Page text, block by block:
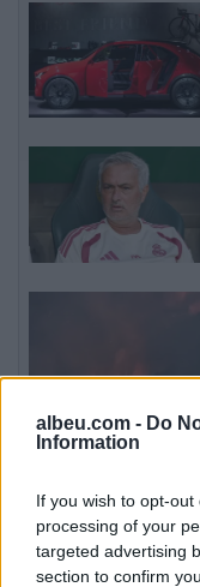
albeu.com - Do
Information
If you wish to opt-
processing of your
targeted advertising
section to confirm